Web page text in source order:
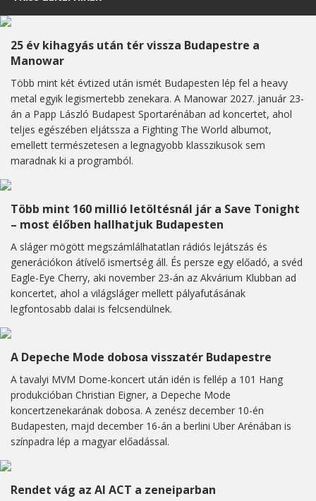
25 év kihagyás után tér vissza Budapestre a
Manowar
Több mint két évtized után ismét Budapesten lép fel a heavy
metal egyik legismertebb zenekara. A Manowar 2027. január 23-
án a Papp László Budapest Sportarénában ad koncertet, ahol
teljes egészében eljátssza a Fighting The World albumot,
emellett természetesen a legnagyobb klasszikusok sem
maradnak ki a programból.
Több mint 160 millió letöltésnál jár a Save Tonight
– most élőben hallhatjuk Budapesten
A sláger mögött megszámlálhatatlan rádiós lejátszás és
generációkon átívelő ismertség áll. És persze egy előadó, a svéd
Eagle-Eye Cherry, aki november 23-án az Akvárium Klubban ad
koncertet, ahol a világsláger mellett pályafutásának
legfontosabb dalai is felcsendülnek.
A Depeche Mode dobosa visszatér Budapestre
A tavalyi MVM Dome-koncert után idén is fellép a 101 Hang
produkcióban Christian Eigner, a Depeche Mode
koncertzenekarának dobosa. A zenész december 10-én
Budapesten, majd december 16-án a berlini Uber Arénában is
színpadra lép a magyar előadással.
Rendet vág az AI ACT a zeneiparban